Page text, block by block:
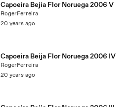
Capoeira Bejia Flor Noruega 2006 V
RogerFerreira
20 years ago
Capoeira Beija Flor Noruega 2006 IV
RogerFerreira
20 years ago